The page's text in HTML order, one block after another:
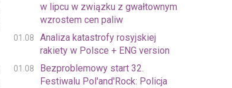
w lipcu w związku z gwałtownym
wzrostem cen paliw
01.08
Analiza katastrofy rosyjskiej
rakiety w Polsce + ENG version
01.08
Bezproblemowy start 32.
Festiwalu Pol'and'Rock: Policja